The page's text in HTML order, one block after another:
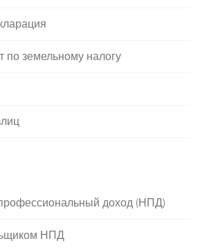
по земельному налогу
доход (НПД)
НПД